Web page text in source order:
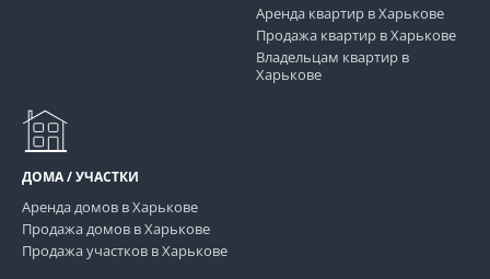
Аренда квартир в Харькове
Продажа квартир в Харькове
Владельцам квартир в
Харькове
ДОМА / УЧАСТКИ
Аренда домов в Харькове
Продажа домов в Харькове
Продажа участков в Харькове